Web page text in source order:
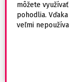
môžete
pohodlia.
veľmi